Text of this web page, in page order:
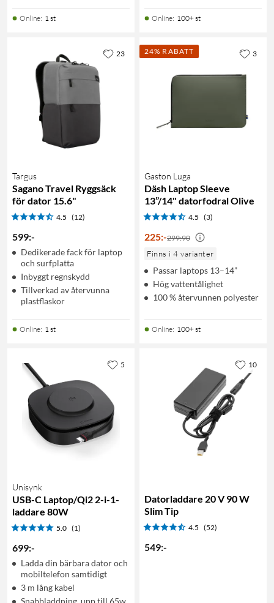
Online: 1 st Online: 100+ st
Targus
Sagano Travel Ryggsäck
för dator 15.6"
4.5 (12)
599:-
Dedikerade fack för laptop
och surfplatta
Inbyggt regnskydd
Tillverkad av återvunna
plastflaskor
Online: 1 st
23 24% RABATT
Gaston Luga
Däsh Laptop Sleeve
13”/14" datorfodral Olive
4.5 (3)
225:-299:90
Finns i 4 varianter
Passar laptops 13–14”
Hög vattentålighet
100 % återvunnen polyester
Online: 100+ st
3
Unisynk
USB-C Laptop/Qi2 2-i-1-
laddare 80W
5.0 (1)
699:-
Ladda din bärbara dator och
mobiltelefon samtidigt
3 m lång kabel
Snabbladdning, upp till 65w
5
Datorladdare 20 V 90 W
Slim Tip
4.5 (52)
549:-
10